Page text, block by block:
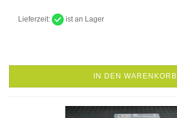
Lieferzeit: ist an Lager
IN DEN WARENKORB